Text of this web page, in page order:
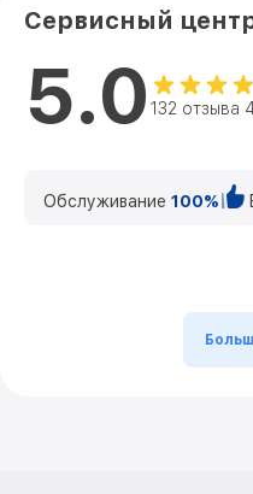
Сервисный
5.0 132 отзыва
Обслуживание 100%